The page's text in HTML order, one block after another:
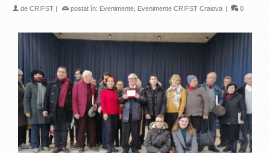
de CRIFST | postat în: Evenimente Evenimente CRIFST Craiova | 0